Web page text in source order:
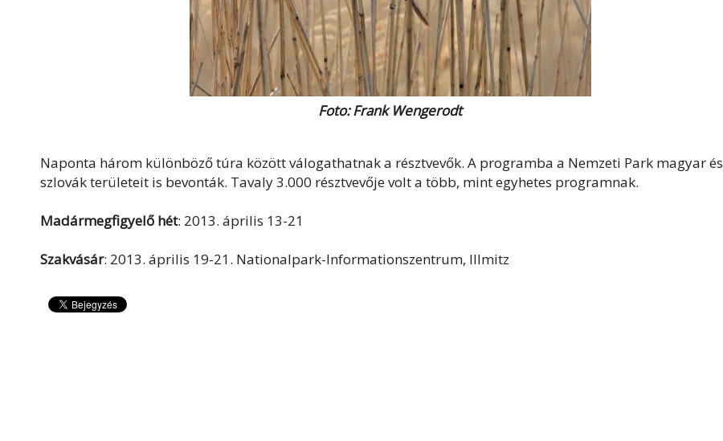
Foto: Frank Wengerodt
Naponta három különböző túra között válogathatnak a résztvevők. A programba a Nemzeti Park magyar és
szlovák területeit is bevonták. Tavaly 3.000 résztvevője volt a több, mint egyhetes programnak.
Madármegfigyelő hét: 2013. április 13-21
Szakvásár: 2013. április 19-21. Nationalpark-Informationszentrum, Illmitz